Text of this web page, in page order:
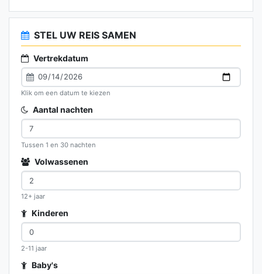
STEL UW REIS SAMEN
Vertrekdatum
Klik om een datum te kiezen
Aantal nachten
Tussen 1 en 30 nachten
Volwassenen
12+ jaar
Kinderen
2-11 jaar
Baby's